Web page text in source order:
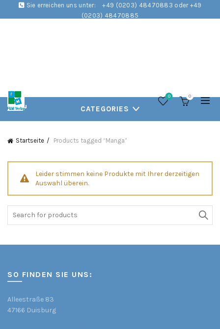
Sie erreichen uns unter:
+49 (0203) 48470883 oder +49
(0203) 48470885
0 0
CATEGORIES
Startseite Products tagged “Manga”
Leider stimmen keine Produkte mit Ihrer derzeitigen
Auswahl überein.
SO FINDEN SIE UNS:
Alleestraße 83
47166 Duisburg